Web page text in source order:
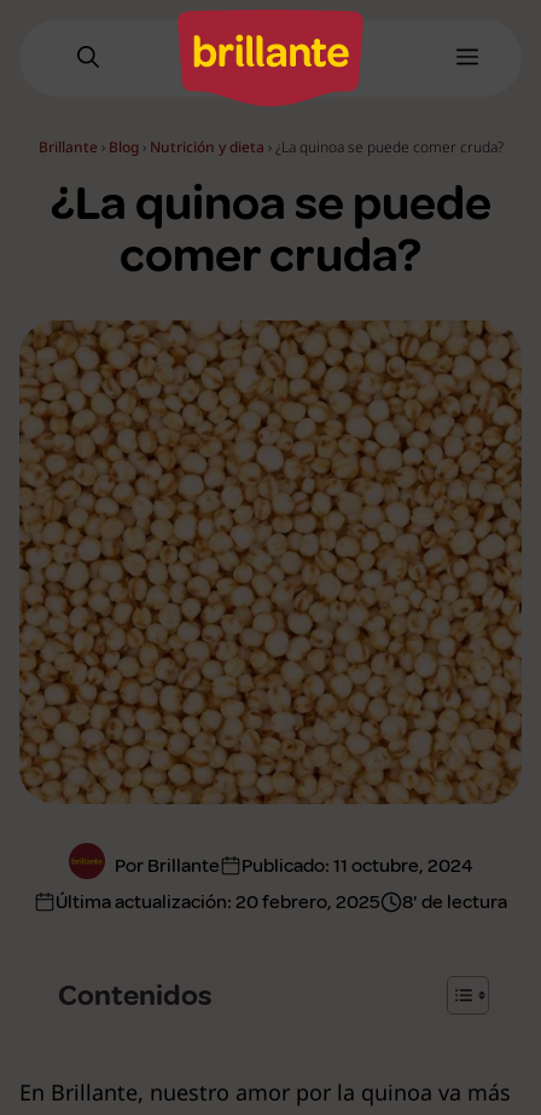
Menú
Brillante › Blog› Nutrición y dieta ›¿La quinoa se puede comer cruda?
¿La quinoa se puede
comer cruda?
Por Brillante Publicado: 11 octubre, 2024
Última actualización: 20 febrero, 2025 8' de lectura
Contenidos
En Brillante, nuestro amor por la quinoa va más